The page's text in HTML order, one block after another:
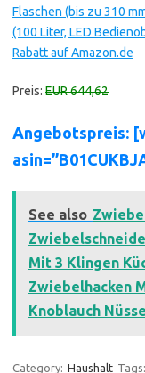
Flaschen (bis zu 310
(100 Liter, LED
Rabatt auf Amazon.de
Preis: EUR 644,62
Angebotspreis:
See also
Mit 3 Klingen
Zwiebelhacken
Knoblauch
Category: Haushalt Tags: